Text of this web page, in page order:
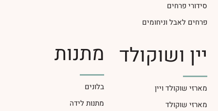
מתנות
בלונים
מתנות לידה
יין ושוקולד
מארזי שוקולד ויין
מארזי שוקולד
פרחים לאבל וניחומים
סידורי פרחים